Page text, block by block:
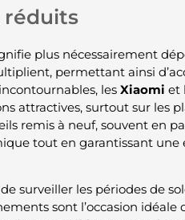
réduits
plus nécessairement
permettant ainsi
les Xiaomi et
attractives, surtout sur les
remis à neuf, souvent en
tout en garantissant une
surveiller les périodes de
sont l’occasion idéale